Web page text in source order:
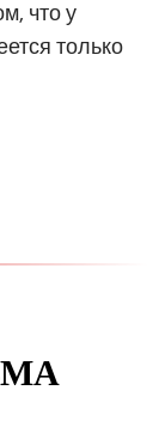
что у
только